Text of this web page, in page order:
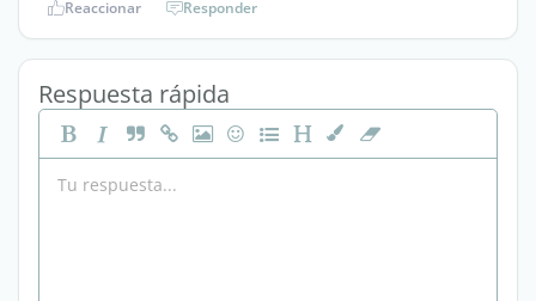
Reaccionar Responder
Respuesta rápida